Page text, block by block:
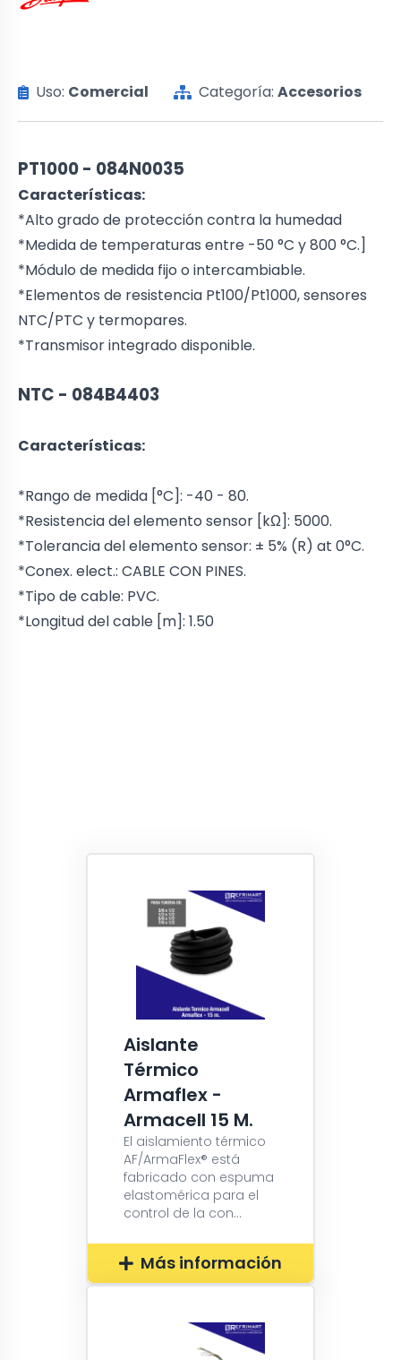
Uso: Comercial Categoría: Accesorios
PT1000 - 084N0035
Características:
*Alto grado de protección contra la humedad
*Medida de temperaturas entre -50 °C y 800 °C.]
*Módulo de medida fijo o intercambiable.
*Elementos de resistencia Pt100/Pt1000, sensores
NTC/PTC y termopares.
*Transmisor integrado disponible.
NTC - 084B4403
Características:
*Rango de medida [°C]: -40 - 80.
*Resistencia del elemento sensor [kΩ]: 5000.
*Tolerancia del elemento sensor: ± 5% (R) at 0°C.
*Conex. elect.: CABLE CON PINES.
*Tipo de cable: PVC.
*Longitud del cable [m]: 1.50
Aislante
Térmico
Armaflex -
Armacell 15 M.
El aislamiento térmico
AF/ArmaFlex® está
fabricado con espuma
elastomérica para el
control de la con...
Más información